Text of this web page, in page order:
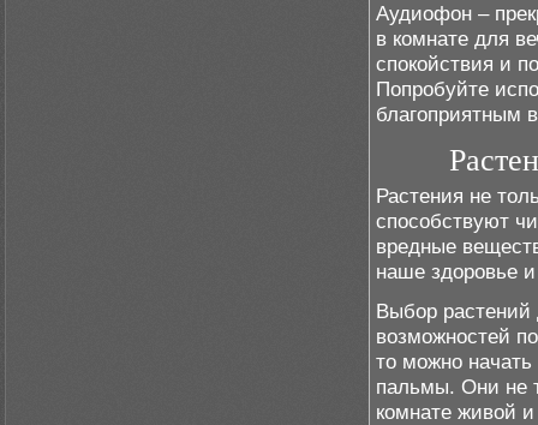
Аудиофон –
в комнате для
спокойствия и
Попробуйте
благоприятным
Растения не
способствуют
вредные
наше здоровье
Выбор растений
возможностей
то можно начать
пальмы. Они не
комнате живой